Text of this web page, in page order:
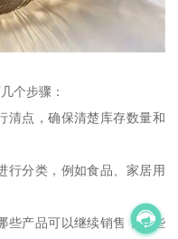
个步骤：
清点，确保清楚库存数量和
行分类，例如食品、家居用
些产品可以继续销售，哪些